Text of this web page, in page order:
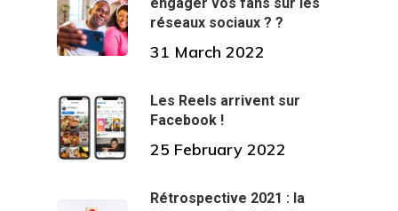
réseaux sociaux ? ?
31 March 2022
Les Reels arrivent sur
Facebook !
25 February 2022
Rétrospective 2021 : la